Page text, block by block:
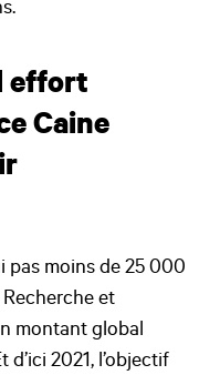
effort
Caine
pas moins de 25 000
et
montant global
d’ici 2021, l’objectif